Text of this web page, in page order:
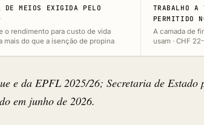
DE MEIOS EXIGIDA PELO
o rendimento para custo de vida
mais do que a isenção de propina
TRABALHO A
PERMITIDO
A camada de
usam · CHF
e da EPFL 2025/26; Secretaria de
em junho de 2026.